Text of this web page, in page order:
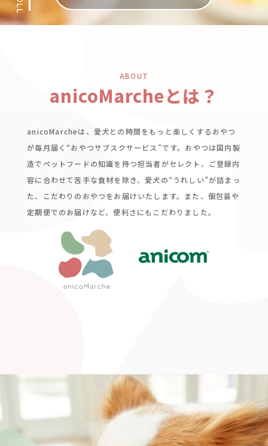
ABOUT
anicoMarcheとは？
anicoMarcheは、愛犬との時間をもっと楽しくするおやつ
が毎月届く“おやつサブスクサービス”です。おやつは国内製
造でペットフードの知識を持つ担当者がセレクト、ご登録内
容に合わせて苦手な食材を除き、愛犬の“うれしい”が詰まっ
た、こだわりのおやつをお届けいたします。また、個包装や
定期便でのお届けなど、便利さにもこだわりました。